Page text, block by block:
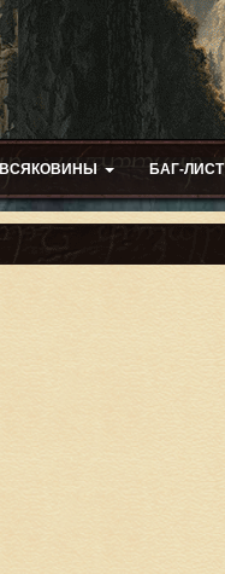
ВСЯКОВИНЫ БАГ-ЛИСТ